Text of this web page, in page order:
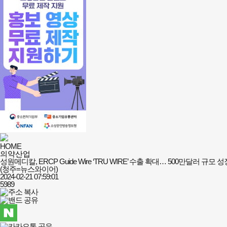
HOME
의약산업
성원메디칼, ERCP Guide Wire ‘TRU WIRE’ 수출 확대… 500만달러 규모 성
(청주=뉴스와이어)
2024-02-21 07:59:01
5989